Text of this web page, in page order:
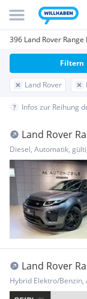
396 Land Rover
Land Rover
Filtern
Infos zur Reihung
Land Rover
2,0 TD4
Diesel, Automatik,
Land Rover
S AWD Aut.